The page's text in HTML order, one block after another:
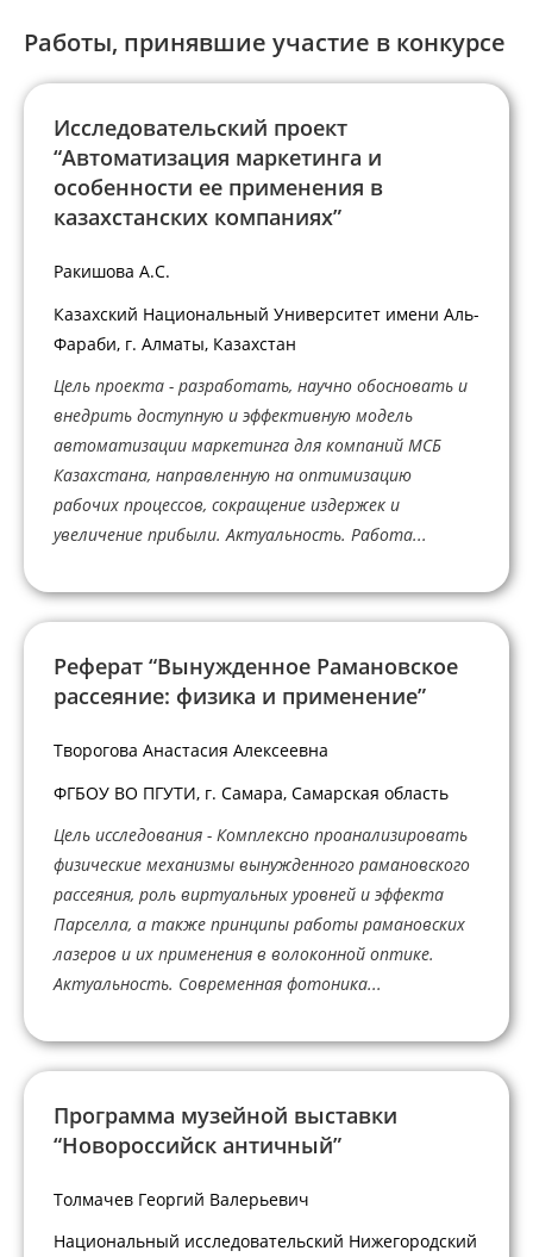
Работы, принявшие участие в конкурсе
Исследовательский проект
“Автоматизация маркетинга и
особенности ее применения в
казахстанских компаниях”
Ракишова А.С.
Казахский Национальный Университет имени Аль-
Фараби, г. Алматы, Казахстан
Цель проекта - разработать, научно обосновать и
внедрить доступную и эффективную модель
автоматизации маркетинга для компаний МСБ
Казахстана, направленную на оптимизацию
рабочих процессов, сокращение издержек и
увеличение прибыли. Актуальность. Работа...
Реферат “Вынужденное Рамановское
рассеяние: физика и применение”
Творогова Анастасия Алексеевна
ФГБОУ ВО ПГУТИ, г. Самара, Самарская область
Цель исследования - Комплексно проанализировать
физические механизмы вынужденного рамановского
рассеяния, роль виртуальных уровней и эффекта
Парселла, а также принципы работы рамановских
лазеров и их применения в волоконной оптике.
Актуальность. Современная фотоника...
Программа музейной выставки
“Новороссийск античный”
Толмачев Георгий Валерьевич
Национальный исследовательский Нижегородский